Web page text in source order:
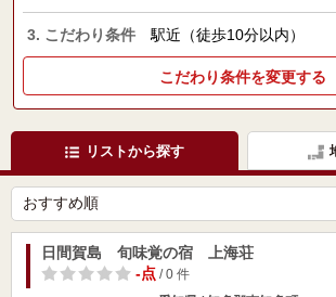
3. こだわり条件 駅近（徒歩10分以内）
こだわり条件を変更する
リストから探す
日間賀島 旬味覚の宿 上海荘
-点/ 0 件